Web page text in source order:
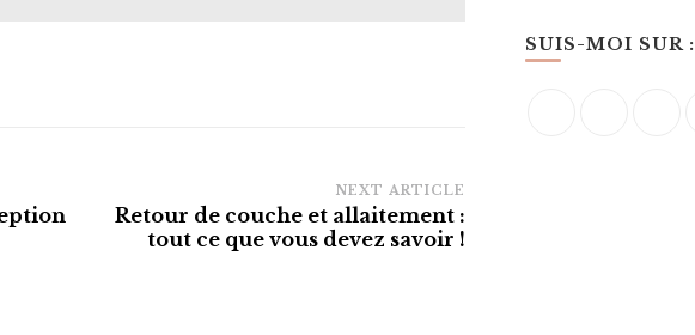
NEXT ARTICLE
Retour de couche et allaitement :
tout ce que vous devez savoir !
SUIS-MOI SUR :